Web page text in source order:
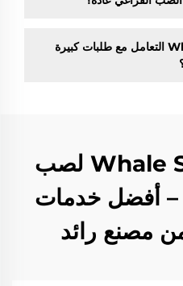
هل يمكن لـ Whale Stone 3D التعامل مع طلبات كبيرة
دليل Whale Stone 3D لصب
– أفضل خدمات
مصنع رائد